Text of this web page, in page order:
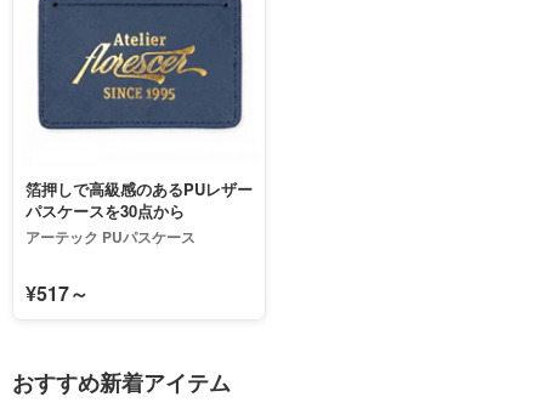
箔押しで高級感のあるPUレザー
パスケースを30点から
アーテック PUパスケース
¥517～
おすすめ新着アイテム